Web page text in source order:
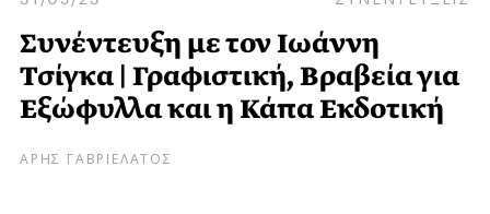
Συνέντευξη με τον Ιωάννη
Τσίγκα | Γραφιστική, Βραβεία για
Εξώφυλλα και η Κάπα Εκδοτική
ΑΡΗΣ ΓΑΒΡΙΕΛΑΤΟΣ